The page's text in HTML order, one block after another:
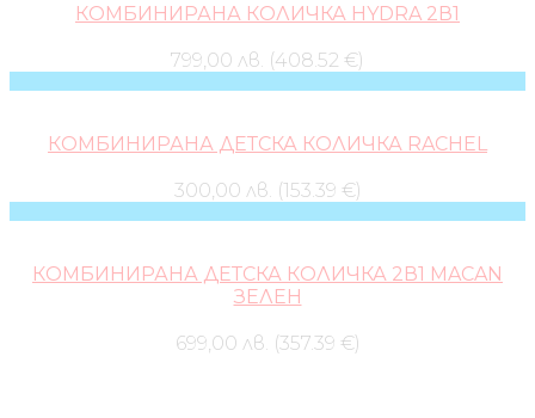
КОМБИНИРАНА КОЛИЧКА HYDRA 2В1
799,00 лв. (408.52 €)
КОМБИНИРАНА ДЕТСКА КОЛИЧКА RACHEL
300,00 лв. (153.39 €)
КОМБИНИРАНА ДЕТСКА КОЛИЧКА 2В1 MACAN
ЗЕЛЕН
699,00 лв. (357.39 €)